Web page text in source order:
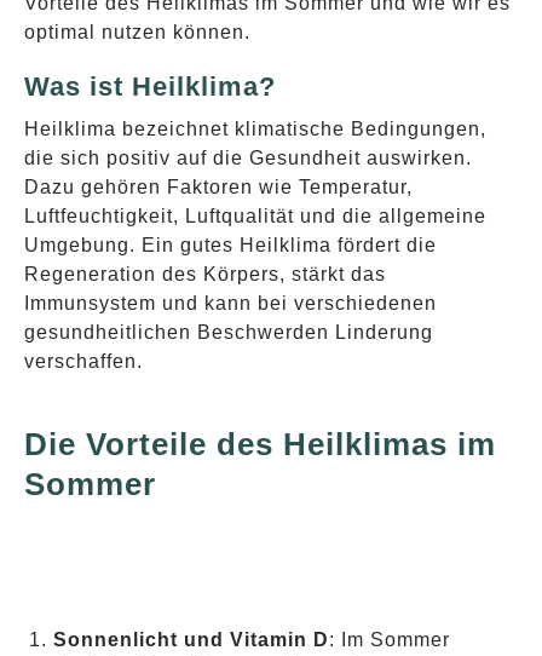
optimal nutzen können.
Was ist Heilklima?
Heilklima bezeichnet klimatische Bedingungen,
die sich positiv auf die Gesundheit auswirken.
Dazu gehören Faktoren wie Temperatur,
Luftfeuchtigkeit, Luftqualität und die allgemeine
Umgebung. Ein gutes Heilklima fördert die
Regeneration des Körpers, stärkt das
Immunsystem und kann bei verschiedenen
gesundheitlichen Beschwerden Linderung
verschaffen.
Die Vorteile des Heilklimas im
Sommer
Sonnenlicht und Vitamin D: Im Sommer